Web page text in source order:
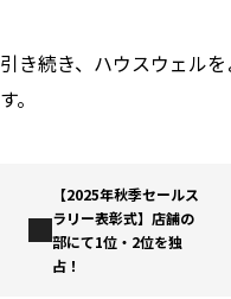
引き続き、ハウスウェル
す。
【2025年秋季セールス
ラリー表彰式】店舗の
部にて1位・2位を独
占！